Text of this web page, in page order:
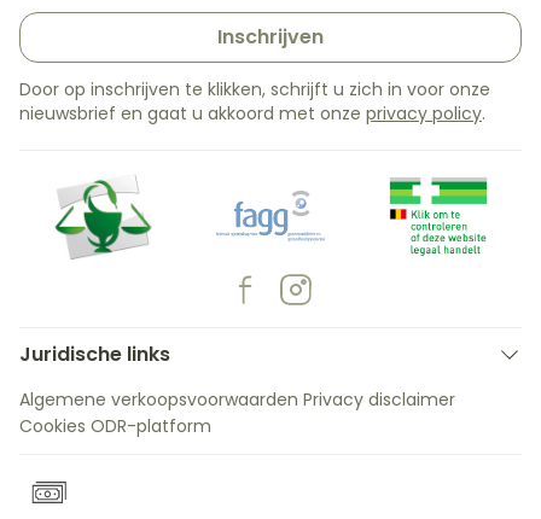
Inschrijven
Door op inschrijven te klikken, schrijft u zich in voor onze
nieuwsbrief en gaat u akkoord met onze privacy policy.
Juridische links
Algemene verkoopsvoorwaarden Privacy disclaimer
Cookies ODR-platform